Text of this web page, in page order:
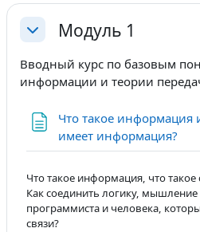
СвернутьМодуль 1
Вводный курс по базовым
информации и теории
Что такое информация
имеет информация?
Что такое информация, что такое
Как соединить логику,
программиста и человека,
связи?